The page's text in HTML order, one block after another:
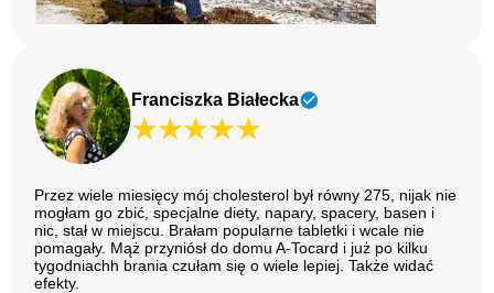
Franciszka Białecka
Przez wiele miesięcy mój cholesterol był równy 275, nijak nie
mogłam go zbić, specjalne diety, napary, spacery, basen i
nic, stał w miejscu. Brałam popularne tabletki i wcale nie
pomagały. Mąż przyniósł do domu A-Tocard i już po kilku
tygodniachh brania czułam się o wiele lepiej. Także widać
efekty.